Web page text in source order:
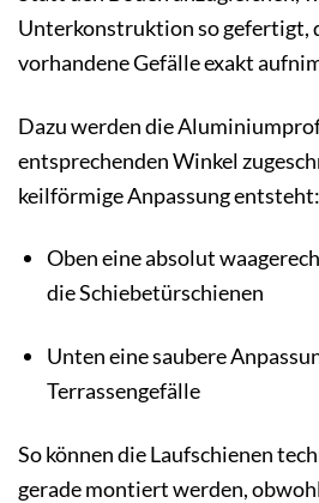
Unterkonstruktion so gefertigt,
vorhandene Gefälle exakt
Dazu werden die
entsprechenden Winkel
keilförmige Anpassung entsteht:
Oben eine absolut
die Schiebetürschienen
Unten eine saubere
Terrassengefälle
So können die Laufschienen
gerade montiert werden,